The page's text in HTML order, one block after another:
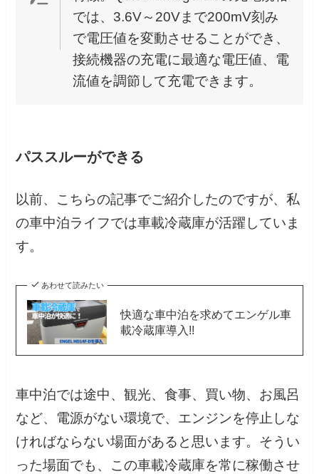
では、3.6V～20Vまで200mV刻み
で電圧値を変動させることができ、
接続機器の充電に最適な電圧値、電
流値を調節して充電できます。
パススルーができる
以前、こちらの記事でご紹介したのですが、私
の車中泊ライフでは車載冷蔵庫が活躍していま
す。
あわせて読みたい
快適な車中泊を求めてエンゲル車
載冷蔵庫導入!!
車中泊では途中、観光、食事、買い物、お風呂
など、電源がない環境で、エンジンを停止しな
ければならない場面があると思います。そうい
った場面でも、この車載冷蔵庫を常に稼働させ